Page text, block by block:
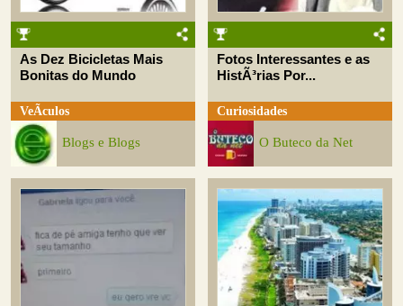
As Dez Bicicletas Mais
Bonitas do Mundo
VeÃ­culos
Blogs e Blogs
Fotos Interessantes e as
HistÃ³rias Por...
Curiosidades
O Buteco da Net